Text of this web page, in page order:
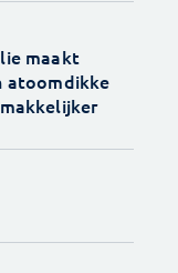
maakt
atoomdikke